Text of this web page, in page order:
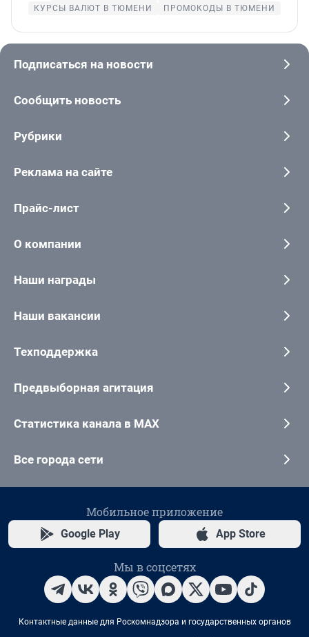
КУРСЫ ВАЛЮТ В ТЮМЕНИ
ПРОМОКОДЫ В ТЮМЕНИ
Подписаться на новости
Сообщить новость
Рубрики
Реклама на сайте
Прайс-лист
О компании
Наши награды
Наши вакансии
Техподдержка
Предвыборная агитация
Статистика канала в MAX
Все города сети
Мобильное приложение
Google Play App Store
Мы в соцсетях
Контактные данные для Роскомнадзора и государственных органов